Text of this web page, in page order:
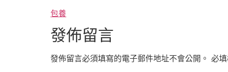
包養
發佈留言
發佈留言必須填寫的電子郵件地址不會公開。 必